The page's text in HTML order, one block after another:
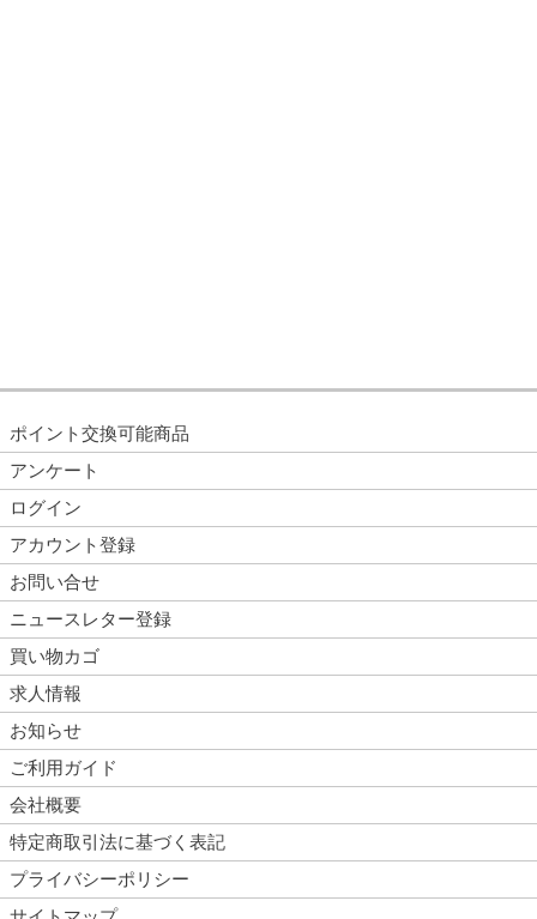
ポイント交換可能商品
アンケート
ログイン
アカウント登録
お問い合せ
ニュースレター登録
買い物カゴ
求人情報
お知らせ
ご利用ガイド
会社概要
特定商取引法に基づく表記
プライバシーポリシー